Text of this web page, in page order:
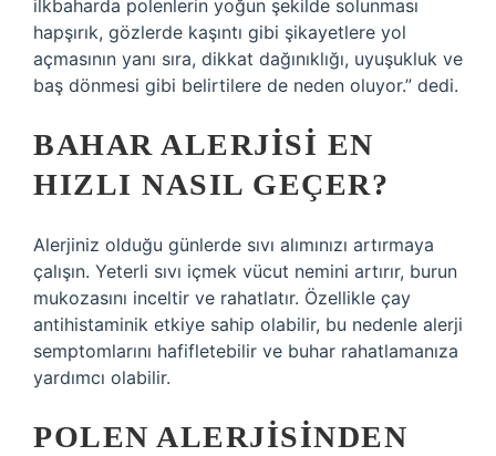
ilkbaharda polenlerin yoğun şekilde solunması
hapşırık, gözlerde kaşıntı gibi şikayetlere yol
açmasının yanı sıra, dikkat dağınıklığı, uyuşukluk ve
baş dönmesi gibi belirtilere de neden oluyor.” dedi.
BAHAR ALERJISI EN
HIZLI NASIL GEÇER?
Alerjiniz olduğu günlerde sıvı alımınızı artırmaya
çalışın. Yeterli sıvı içmek vücut nemini artırır, burun
mukozasını inceltir ve rahatlatır. Özellikle çay
antihistaminik etkiye sahip olabilir, bu nedenle alerji
semptomlarını hafifletebilir ve buhar rahatlamanıza
yardımcı olabilir.
POLEN ALERJISINDEN